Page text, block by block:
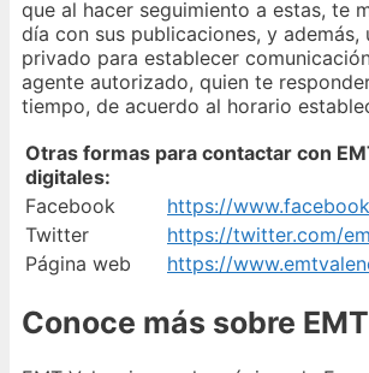
que al hacer seguimiento a estas, te
día con sus publicaciones, y además,
privado para establecer
agente autorizado, quien te
tiempo, de acuerdo al horario
Otras formas para contactar con
digitales:
Facebook
Twitter
Página web
Conoce más sobre